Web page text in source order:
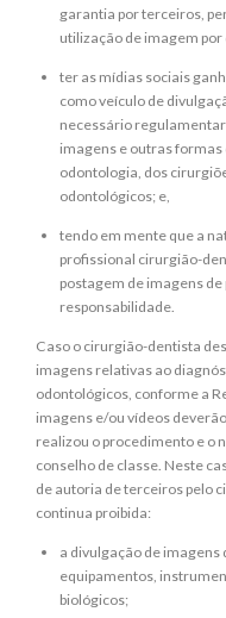
garantia por terceiros,
utilização de imagem
ter as mídias sociais
como veículo de
necessário
imagens e outras
odontologia, dos
odontológicos; e,
tendo em mente que a
profissional cirurgião-
postagem de imagens
responsabilidade.
Caso o cirurgião-dentista
imagens relativas ao
odontológicos, conforme a
imagens e/ou vídeos
realizou o procedimento e o
conselho de classe. Neste
de autoria de terceiros pelo
continua proibida:
a divulgação de
equipamentos,
biológicos;